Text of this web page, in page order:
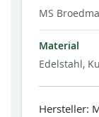
MS
Material
Edelstahl,
Hersteller: